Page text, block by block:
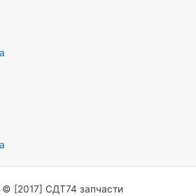
© [2017] СДТ74 запчасти